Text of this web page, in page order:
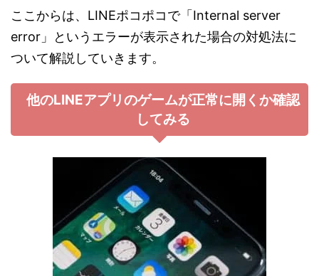
ここからは、LINEポコポコで「Internal server
error」というエラーが表示された場合の対処法に
ついて解説していきます。
他のLINEアプリのゲームが正常に開くか確認
してみる